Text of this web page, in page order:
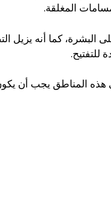
المغلقة.
البشرة، كما أنه يزيل
للتفتيح.
هذه المناطق يجب أن